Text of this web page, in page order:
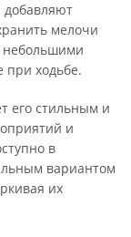
мелочи
небольшими
ходьбе.
его стильным и
и
в
вариантом
их